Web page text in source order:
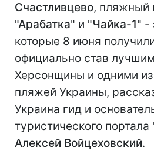
Счастливцево, пляжный
"Арабатка" и "Чайка-1" -
которые 8 июня
официально став
Херсонщины и одними
пляжей Украины,
Украина гид и
туристического
Алексей Войцеховский.